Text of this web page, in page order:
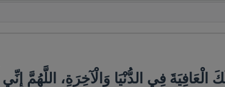
الْعَافِيَةَ فِي الدُّنْيَا وَالْآخِرَةِ، اللَّهُمَّ